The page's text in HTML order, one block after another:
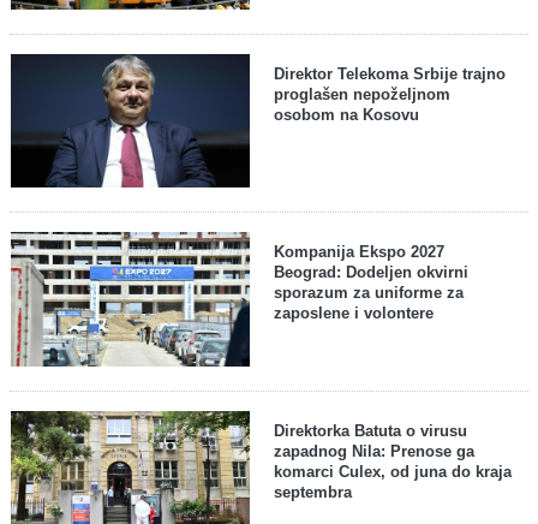
Direktor Telekoma Srbije trajno
proglašen nepoželjnom
osobom na Kosovu
Kompanija Ekspo 2027
Beograd: Dodeljen okvirni
sporazum za uniforme za
zaposlene i volontere
Direktorka Batuta o virusu
zapadnog Nila: Prenose ga
komarci Culex, od juna do kraja
septembra